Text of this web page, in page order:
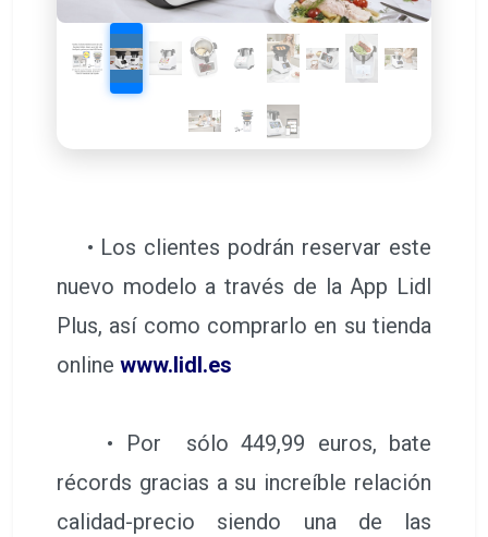
• Los clientes podrán reservar este
nuevo modelo a través de la App Lidl
Plus, así como comprarlo en su tienda
online www.lidl.es
• Por sólo 449,99 euros, bate
récords gracias a su increíble relación
calidad-precio siendo una de las